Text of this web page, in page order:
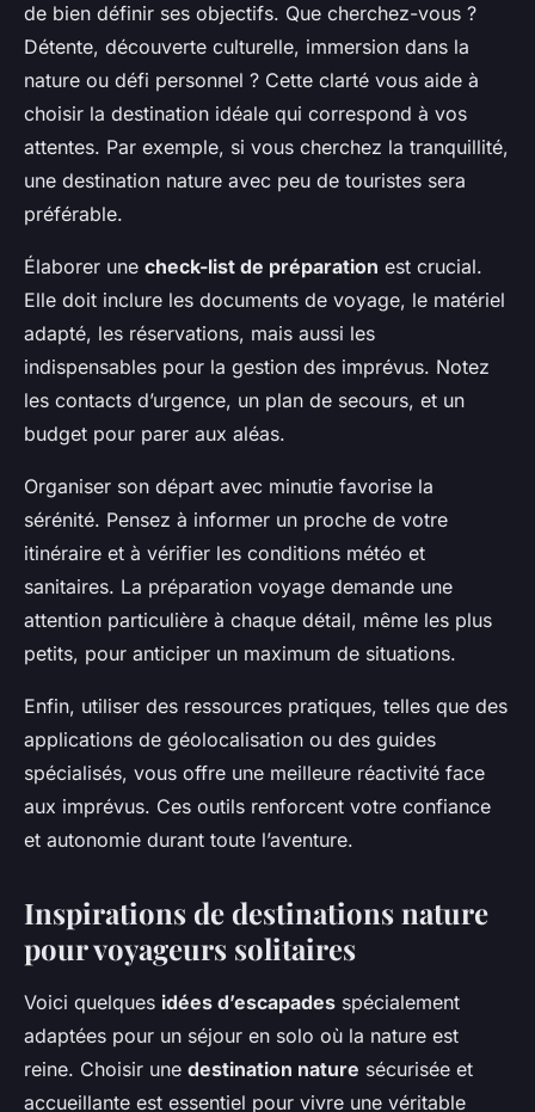
de bien définir ses objectifs. Que cherchez-vous ?
Détente, découverte culturelle, immersion dans la
nature ou défi personnel ? Cette clarté vous aide à
choisir la destination idéale qui correspond à vos
attentes. Par exemple, si vous cherchez la tranquillité,
une destination nature avec peu de touristes sera
préférable.
Élaborer une check-list de préparation est crucial.
Elle doit inclure les documents de voyage, le matériel
adapté, les réservations, mais aussi les
indispensables pour la gestion des imprévus. Notez
les contacts d’urgence, un plan de secours, et un
budget pour parer aux aléas.
Organiser son départ avec minutie favorise la
sérénité. Pensez à informer un proche de votre
itinéraire et à vérifier les conditions météo et
sanitaires. La préparation voyage demande une
attention particulière à chaque détail, même les plus
petits, pour anticiper un maximum de situations.
Enfin, utiliser des ressources pratiques, telles que des
applications de géolocalisation ou des guides
spécialisés, vous offre une meilleure réactivité face
aux imprévus. Ces outils renforcent votre confiance
et autonomie durant toute l’aventure.
Inspirations de destinations nature
pour voyageurs solitaires
Voici quelques idées d’escapades spécialement
adaptées pour un séjour en solo où la nature est
reine. Choisir une destination nature sécurisée et
accueillante est essentiel pour vivre une véritable